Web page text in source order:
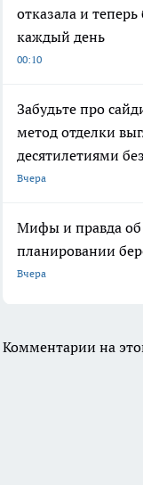
отказала и
каждый день
00:10
Забудьте про
метод отделки
десятилетиями
Вчера
Мифы и правда об
планировании
Вчера
Комментарии на